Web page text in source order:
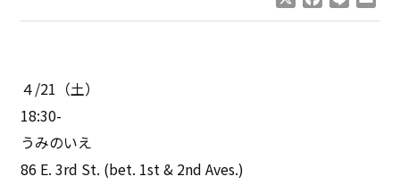
４/21（土）
18:30-
うみのいえ
86 E. 3rd St. (bet. 1st & 2nd Aves.)